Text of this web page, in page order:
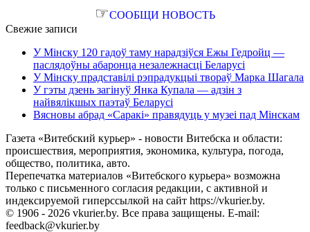
☞СООБЩИ НОВОСТЬ
Свежие записи
У Мінску 120 гадоў таму нарадзіўся Ежы Гедройц —
паслядоўны абаронца незалежнасці Беларусі
У Мінску прадставілі рэпрадукцыі твораў Марка Шагала
У гэты дзень загінуў Янка Купала — адзін з
найвялікшых паэтаў Беларусі
Вясновы абрад «Саракі» правядуць у музеі пад Мінскам
Газета «Витебский курьер» - новости Витебска и области:
происшествия, мероприятия, экономика, культура, погода,
общество, политика, авто.
Перепечатка материалов «Витебского курьера» возможна
только с письменного согласия редакции, с активной и
индексируемой гиперссылкой на сайт https://vkurier.by.
© 1906 - 2026 vkurier.by. Все права защищены. E-mail:
feedback@vkurier.by